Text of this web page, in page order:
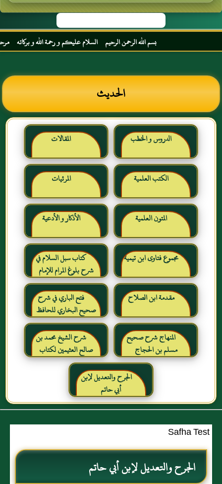
بسم الله الرحمن الرحيم السلام عليكم و رحمة الله و بركاته مرحبا
الحديث
الدروس و الخطب المقالات
الكتب العلمية المرئيات
المتون العلمية الأذكار و الأدعية
مجموع فتاوى ابن تيمية
كتاب سبل السلام في
شرح بلوغ المرام للإمام
الصنعاني رحمه الله
مقدمة ابن الصلاح
فتح الباري في شرح
صحيح البخاري للحافظ
ابن حجر العسقلاني
المنهاج شرح صحيح
مسلم بن الحجاج
شرح الشيخ محمد بن
صالح العثيمين لكتاب
رياض الصالحين للإمام
النووي رحمهم الله تعالىالجرح والتعديل لإبن
أبي حاتم
Safha Test
الجرح والتعديل لإبن أبي حاتم